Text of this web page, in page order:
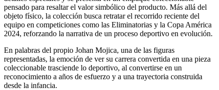
pensado para resaltar el valor simbólico del producto. Más allá del
objeto físico, la colección busca retratar el recorrido reciente del
equipo en competiciones como las Eliminatorias y la Copa América
2024, reforzando la narrativa de un proceso deportivo en evolución.
En palabras del propio Johan Mojica, una de las figuras
representadas, la emoción de ver su carrera convertida en una pieza
coleccionable trasciende lo deportivo, al convertirse en un
reconocimiento a años de esfuerzo y a una trayectoria construida
desde la infancia.